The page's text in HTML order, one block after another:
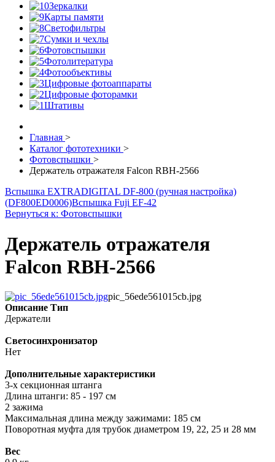
Зеркалки
Карты памяти
Светофильтры
Сумки и чехлы
Фотовспышки
Фотолитература
Фотообъективы
Цифровые фотоаппараты
Цифровые фоторамки
Штативы
Главная >
Каталог фототехники >
Фотовспышки >
Держатель отражателя Falcon RBH-2566
Вспышка EXTRADIGITAL DF-800 (ручная настройка)
(DF800ED0006)Вспышка Fuji EF-42
Вернуться к: Фотовспышки
Держатель отражателя
Falcon RBH-2566
pic_56ede561015cb.jpg
Описание Тип
Держатели
Светосинхронизатор
Нет
Дополнительные характеристики
3-х секционная штанга
Длина штанги: 85 - 197 см
2 зажима
Максимальная длина между зажимами: 185 см
Поворотная муфта для трубок диаметром 19, 22, 25 и 28 мм
Вес